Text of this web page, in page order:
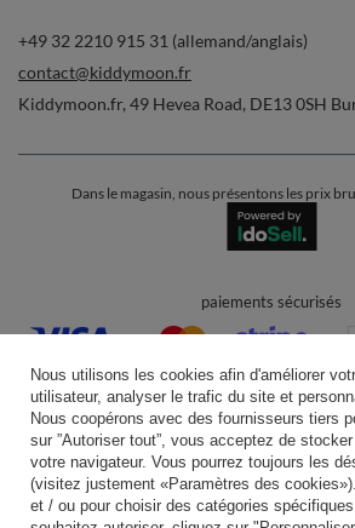
+49 32 2210 915 31 (allemand/anglais)
contact@kiddymoon.fr
Kiddymoon.fr, 49 Hevea Road, DE13 0SH
Dans le magasin, nous présentons les prix
paiements sécurisés
livraison pratique
Nous utilisons les cookies afin d'améliorer
utilisateur, analyser le trafic du site et
Nous coopérons avec des fournisseurs tiers
sur ”Autoriser tout”, vous acceptez de
votre navigateur. Vous pourrez toujours les
(visitez justement «Paramètres des
et / ou pour choisir des catégories